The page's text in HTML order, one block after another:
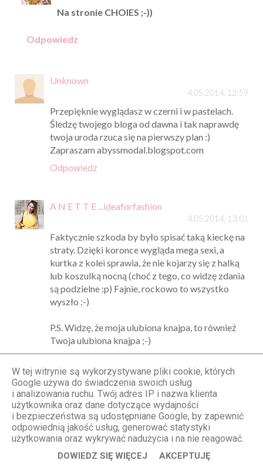
Na stronie CHOIES ;-))
Odpowiedz
Unknown
4.05.2014, 12:59
Przepięknie wyglądasz w czerni i w pastelach.
Śledzę twojego bloga od dawna i tak naprawdę
twoja uroda rzuca się na pierwszy plan :)
Zapraszam abyssmodal.blogspot.com
Odpowiedz
A N E T T E ...ideaforfashion
4.05.2014, 13:01
Faktycznie szkoda by było spisać taką kieckę na
straty. Dzięki koronce wygląda mega sexi, a
kurtka z kolei sprawia, że nie kojarzy się z halką
lub koszulką nocną (choć z tego, co widzę zdania
są podzielne :p) Fajnie, rockowo to wszystko
wyszło ;-)
P.S. Widzę, że moja ulubiona knajpa, to również
Twoja ulubiona knajpa ;-)
Anonimowy
4.05.2014, 13:02
Kiedy bedzie stylizacja z nowymi sneakersami ?/
Odpowiedz
W tej witrynie są wykorzystywane pliki cookie, których
Google używa do świadczenia swoich usług
i analizowania ruchu. Twój adres IP i nazwa klienta
użytkownika oraz dane dotyczące wydajności
i bezpieczeństwa są udostępniane Google, by zapewnić
odpowiednią jakość usług, generować statystyki
użytkowania oraz wykrywać nadużycia i na nie reagować.
DOWIEDZ SIĘ WIĘCEJ AKCEPTUJĘ